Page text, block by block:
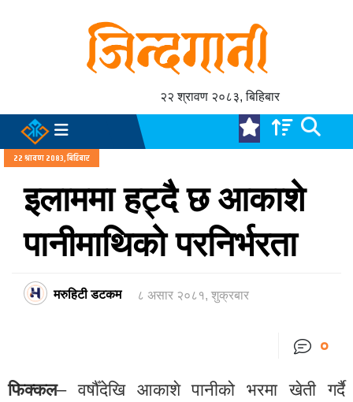
२२ श्रावण २०८३, बिहिबार
२२ श्रावण २०८३, बिहिबार
इलाममा हट्दै छ आकाशे
पानीमाथिको परनिर्भरता
मरुहिटी डटकम ८ असार २०८१, शुक्रबार
०
फिक्कल– वर्षौँदेखि आकाशे पानीको भरमा खेती गर्दै